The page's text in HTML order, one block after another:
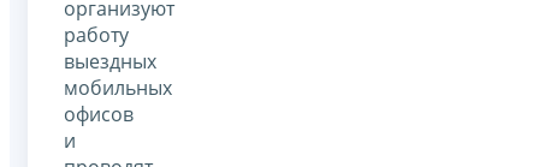
организуют
работу
выездных
мобильных
офисов
и